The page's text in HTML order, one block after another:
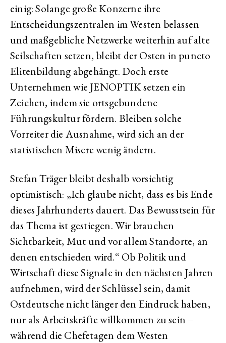
einig: Solange große Konzerne ihre
Entscheidungszentralen im Westen belassen
und maßgebliche Netzwerke weiterhin auf alte
Seilschaften setzen, bleibt der Osten in puncto
Elitenbildung abgehängt. Doch erste
Unternehmen wie JENOPTIK setzen ein
Zeichen, indem sie ortsgebundene
Führungskultur fördern. Bleiben solche
Vorreiter die Ausnahme, wird sich an der
statistischen Misere wenig ändern.
Stefan Träger bleibt deshalb vorsichtig
optimistisch: „Ich glaube nicht, dass es bis Ende
dieses Jahrhunderts dauert. Das Bewusstsein für
das Thema ist gestiegen. Wir brauchen
Sichtbarkeit, Mut und vor allem Standorte, an
denen entschieden wird.“ Ob Politik und
Wirtschaft diese Signale in den nächsten Jahren
aufnehmen, wird der Schlüssel sein, damit
Ostdeutsche nicht länger den Eindruck haben,
nur als Arbeitskräfte willkommen zu sein –
während die Chefetagen dem Westen